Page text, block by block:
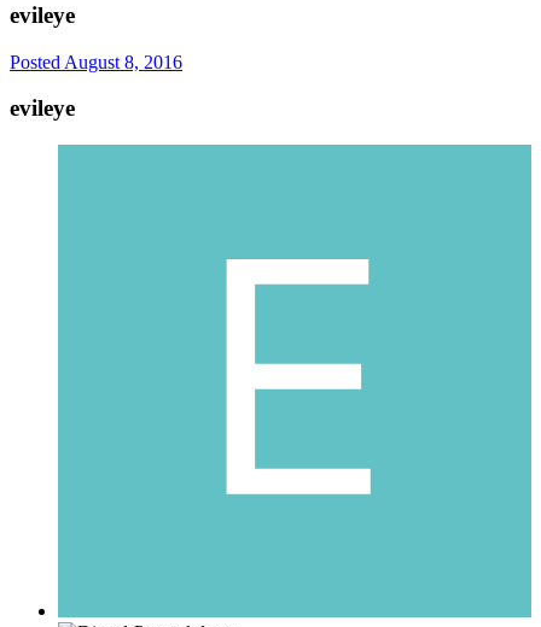
evileye
Posted August 8, 2016
evileye